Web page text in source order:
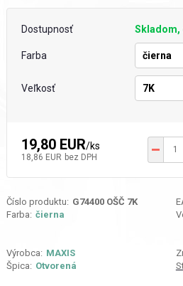
Dostupnosť Skladom,
Farba
Veľkosť
19,80 EUR/ks
18,86 EUR bez DPH
Číslo produktu: G74400 OŠČ 7K
Farba: čierna
Výrobca: MAXIS
Špica: Otvorená